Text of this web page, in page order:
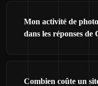
Mon activité de
dans les réponses de
Combien coûte un